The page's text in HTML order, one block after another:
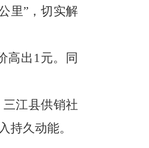
里”，切实解
高出 1元。同
江县供销社
持久动能。